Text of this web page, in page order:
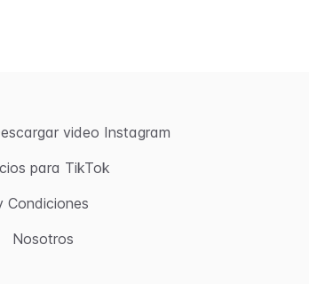
video Instagram
para TikTok
Condiciones
Nosotros